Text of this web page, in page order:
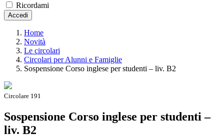
Ricordami
Accedi
Home
Novità
Le circolari
Circolari per Alunni e Famiglie
Sospensione Corso inglese per studenti – liv. B2
Circolare 191
Sospensione Corso inglese per studenti –
liv. B2